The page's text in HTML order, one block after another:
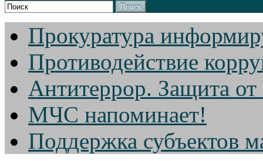
Поиск
Прокуратура
Противодействие
Антитеррор. Защита
МЧС напоминает!
Поддержка субъектов